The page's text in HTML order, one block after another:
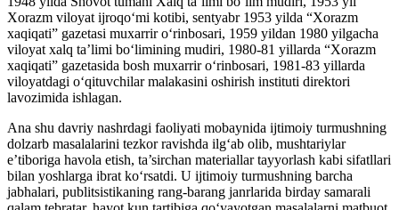
Xorazm viloyat ijroqo‘mi kotibi, sentyabr 1953 yilda “Xorazm
xaqiqati” gazetasi muxarrir o‘rinbosari, 1959 yildan 1980 yilgacha
viloyat xalq ta’limi bo‘limining mudiri, 1980-81 yillarda “Xorazm
xaqiqati” gazetasida bosh muxarrir o‘rinbosari, 1981-83 yillarda
viloyatdagi o‘qituvchilar malakasini oshirish instituti direktori
lavozimida ishlagan.
Ana shu davriy nashrdagi faoliyati mobaynida ijtimoiy turmushning
dolzarb masalalarini tezkor ravishda ilg‘ab olib, mushtariylar
e’tiboriga havola etish, ta’sirchan materiallar tayyorlash kabi sifatllari
bilan yoshlarga ibrat ko‘rsatdi. U ijtimoiy turmushning barcha
jabhalari, publitsistikaning rang-barang janrlarida birday samarali